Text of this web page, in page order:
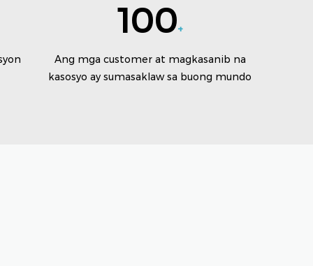
100+
Ang mga customer at magkasanib na
kasosyo ay sumasaklaw sa buong mundo